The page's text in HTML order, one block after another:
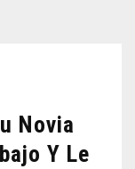
Novia
Y Le